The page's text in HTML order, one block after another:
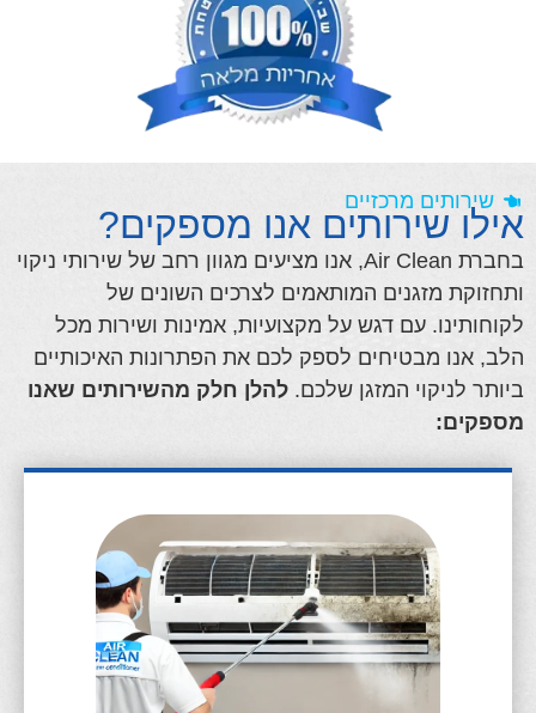
שירותים מרכזיים
אילו שירותים אנו מספקים?
בחברת Air Clean, אנו מציעים מגוון רחב של שירותי ניקוי
ותחזוקת מזגנים המותאמים לצרכים השונים של
לקוחותינו. עם דגש על מקצועיות, אמינות ושירות מכל
הלב, אנו מבטיחים לספק לכם את הפתרונות האיכותיים
ביותר לניקוי המזגן שלכם. להלן חלק מהשירותים שאנו
מספקים: